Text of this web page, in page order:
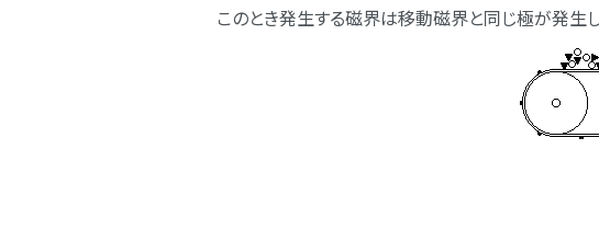
このとき発生する磁界は移動磁界と同じ極が発生